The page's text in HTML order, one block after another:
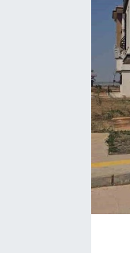
English News
Flaş Haber
Gayrimenkul